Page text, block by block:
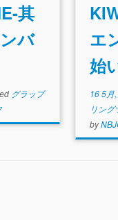
其
バ
グラップ
エ
始
16 5月
リング
by